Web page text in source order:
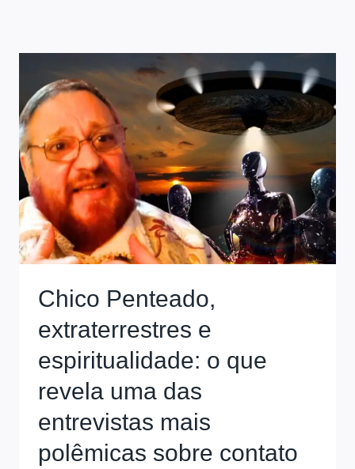
Chico Penteado,
extraterrestres e
espiritualidade: o que
revela uma das
entrevistas mais
polêmicas sobre contato